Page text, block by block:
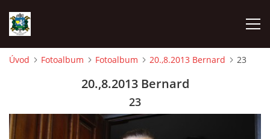
Úvod Fotoalbum Fotoalbum 20.,8.2013 Bernard 23
20.,8.2013 Bernard
23